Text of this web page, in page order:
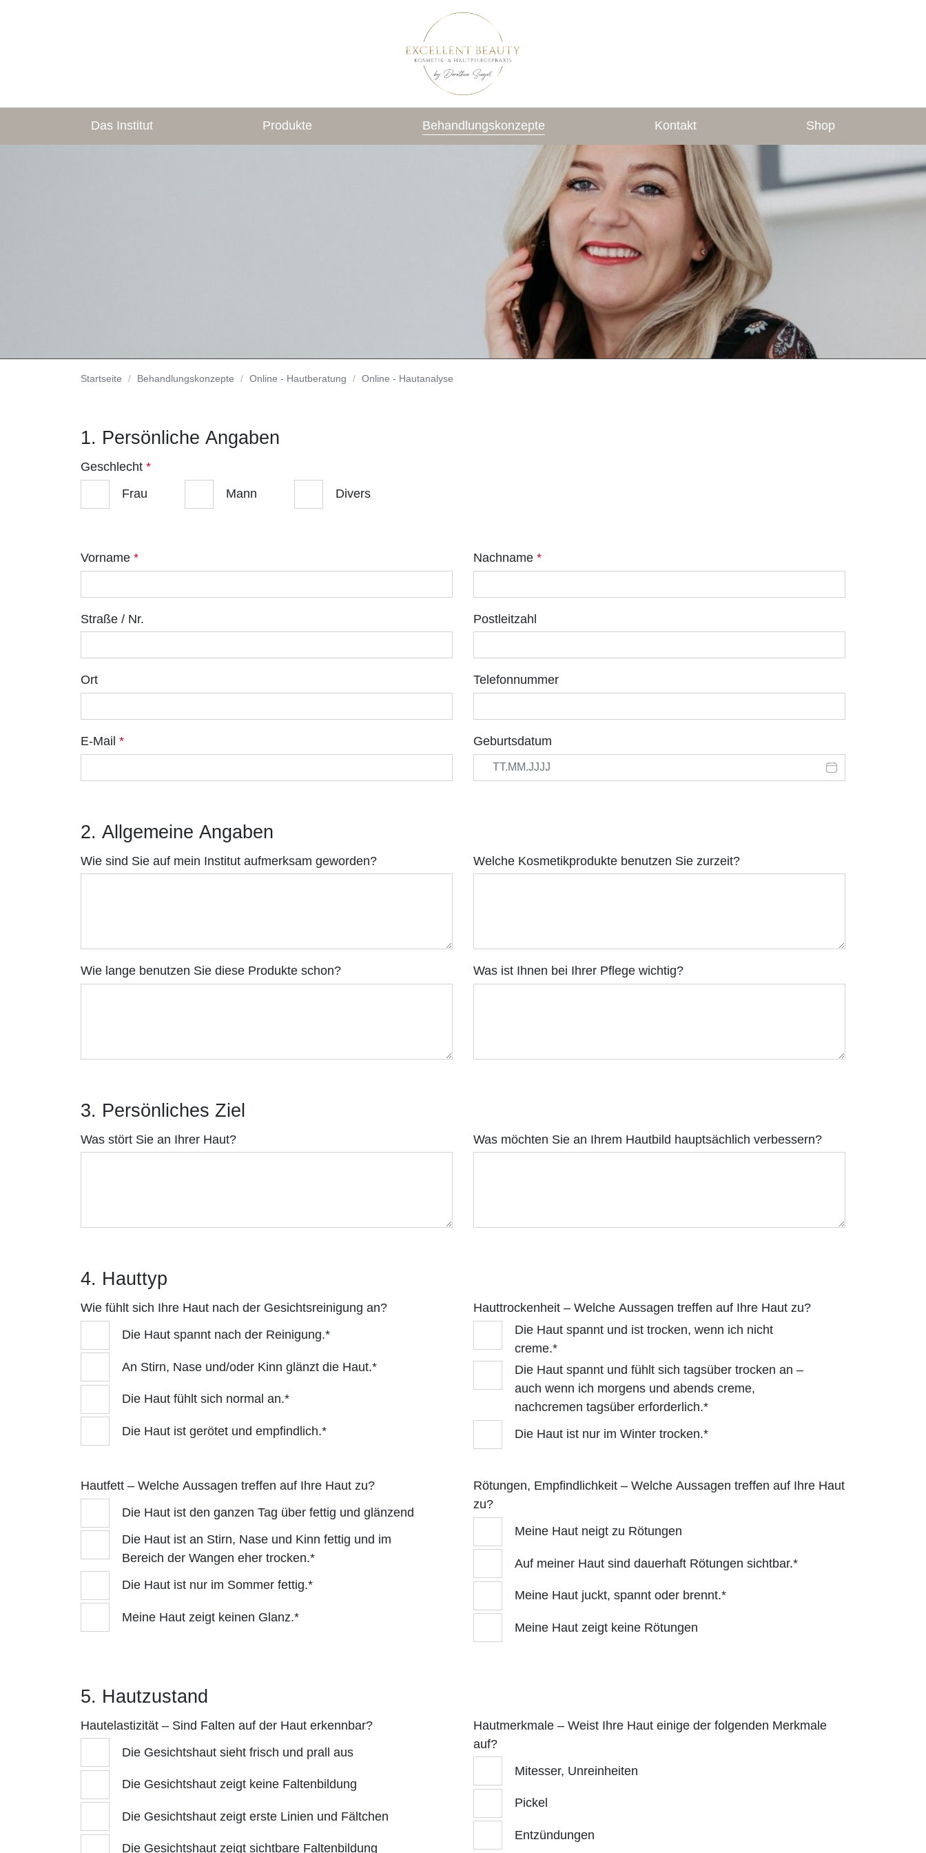
Das Institut Produkte Behandlungskonzepte Kontakt Shop
Startseite Behandlungskonzepte Online - Hautberatung Online - Hautanalyse
1. Persönliche Angaben
Geschlecht *
Frau
Mann Divers
Vorname * Nachname *
Straße / Nr. Postleitzahl
Ort Telefonnummer
E-Mail * Geburtsdatum
2. Allgemeine Angaben
Wie sind Sie auf mein Institut aufmerksam geworden? Welche Kosmetikprodukte benutzen Sie zurzeit?
Wie lange benutzen Sie diese Produkte schon? Was ist Ihnen bei Ihrer Pflege wichtig?
3. Persönliches Ziel
Was stört Sie an Ihrer Haut? Was möchten Sie an Ihrem Hautbild hauptsächlich verbessern?
4. Hauttyp
Wie fühlt sich Ihre Haut nach der Gesichtsreinigung an?
Die Haut spannt nach der Reinigung.*
An Stirn, Nase und/oder Kinn glänzt die Haut.*
Die Haut fühlt sich normal an.*
Die Haut ist gerötet und empfindlich.*
Hauttrockenheit – Welche Aussagen treffen auf Ihre Haut zu?
Die Haut spannt und ist trocken, wenn ich nicht
creme.*
Die Haut spannt und fühlt sich tagsüber trocken an –
auch wenn ich morgens und abends creme,
nachcremen tagsüber erforderlich.*
Die Haut ist nur im Winter trocken.*
Hautfett – Welche Aussagen treffen auf Ihre Haut zu?
Die Haut ist den ganzen Tag über fettig und glänzend
Die Haut ist an Stirn, Nase und Kinn fettig und im
Bereich der Wangen eher trocken.*
Die Haut ist nur im Sommer fettig.*
Meine Haut zeigt keinen Glanz.*
Rötungen, Empfindlichkeit – Welche Aussagen treffen auf Ihre Haut
zu?
Meine Haut neigt zu Rötungen
Auf meiner Haut sind dauerhaft Rötungen sichtbar.*
Meine Haut juckt, spannt oder brennt.*
Meine Haut zeigt keine Rötungen
5. Hautzustand
Hautelastizität – Sind Falten auf der Haut erkennbar?
Die Gesichtshaut sieht frisch und prall aus
Die Gesichtshaut zeigt keine Faltenbildung
Die Gesichtshaut zeigt erste Linien und Fältchen
Die Gesichtshaut zeigt sichtbare Faltenbildung
Hautmerkmale – Weist Ihre Haut einige der folgenden Merkmale
auf?
Mitesser, Unreinheiten
Pickel
Entzündungen